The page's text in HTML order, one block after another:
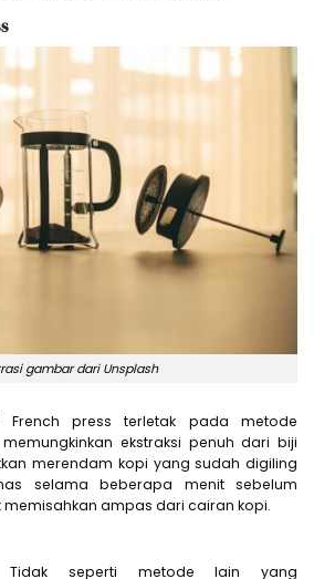
gambar dari Unsplash
French press terletak pada metode
ekstraksi penuh dari biji
merendam kopi yang sudah digiling
selama beberapa menit sebelum
memisahkan ampas dari cairan kopi.
seperti metode lain yang